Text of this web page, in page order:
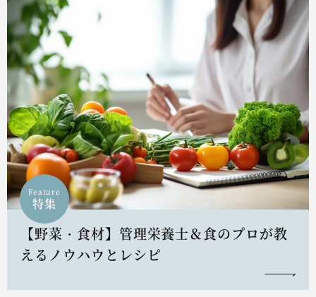
Feature
特集
【野菜・食材】管理栄養士＆食のプロが教
えるノウハウとレシピ